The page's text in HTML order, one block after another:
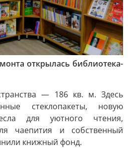
открылась библиотека-
— 186 кв. м. Здесь
стеклопакеты, новую
для уютного чтения,
чаепития и собственный
книжный фонд.